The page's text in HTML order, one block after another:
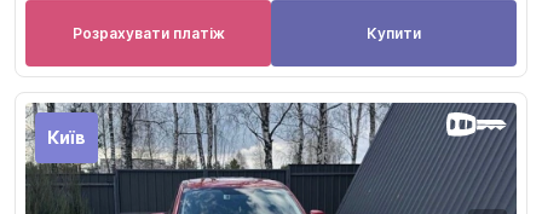
Розрахувати платіж Купити
Київ